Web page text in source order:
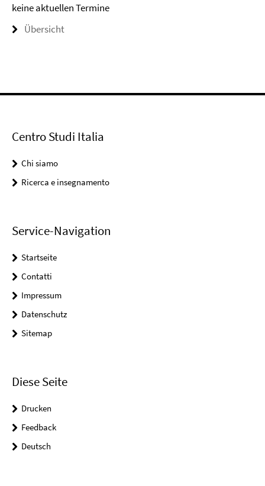
keine aktuellen Termine
Übersicht
Centro Studi Italia
Chi siamo
Ricerca e insegnamento
Service-Navigation
Startseite
Contatti
Impressum
Datenschutz
Sitemap
Diese Seite
Drucken
Feedback
Deutsch